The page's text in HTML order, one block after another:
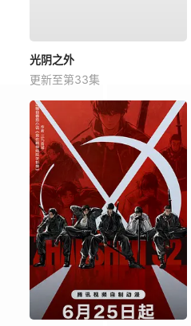
光阴之外
更新至第33集